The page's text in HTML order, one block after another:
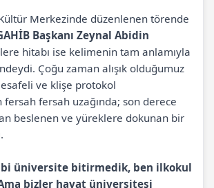
Merkezinde düzenlenen törende
Başkanı Zeynal Abidin
hitabı ise kelimenin tam anlamıyla
Çoğu zaman alışık olduğumuz
ve klişe protokol
fersah fersah uzağında; son derece
beslenen ve yüreklere dokunan bir
üniversite bitirmedik, ben ilkokul
bizler hayat üniversitesi